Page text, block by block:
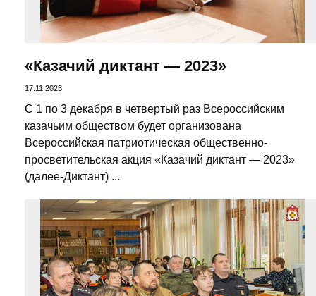
«Казачий диктант — 2023»
17.11.2023
С 1 по 3 декабря в четвертый раз Всероссийским
казачьим обществом будет организована
Всероссийская патриотическая общественно-
просветительская акция «Казачий диктант — 2023»
(далее-Диктант) ...